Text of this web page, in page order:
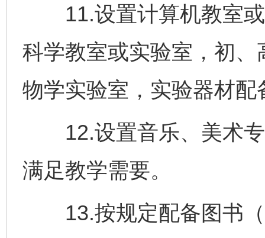
11.设置计算机教室或
科学教室或实验室，初
物学实验室，实验器材
12.设置音乐、美术专
满足教学需要。
13.按规定配备图书（